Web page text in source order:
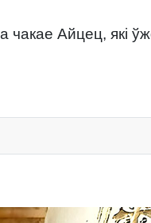
Айцец, які